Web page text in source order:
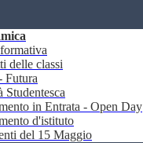
delle classi
Futura
in Entrata - Open Day
d'istituto
del 15 Maggio